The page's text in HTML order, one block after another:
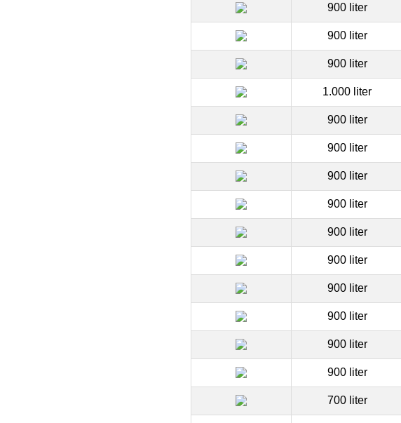
900 liter
900 liter
900 liter
1.000 liter
900 liter
900 liter
900 liter
900 liter
900 liter
900 liter
900 liter
900 liter
900 liter
900 liter
700 liter